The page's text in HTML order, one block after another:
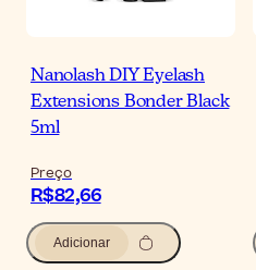
Nanolash DIY Eyelash
Extensions Bonder Black
5ml
Preço
R$82,66
Adicionar